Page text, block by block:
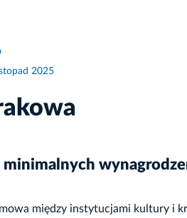
2025
minimalnych
między instytucjami kultury i